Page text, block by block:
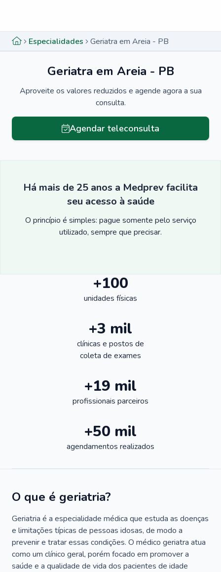
Especialidades Geriatra em Areia - PB
Geriatra em Areia - PB
Aproveite os valores reduzidos e agende agora a sua
consulta.
Agendar teleconsulta
Há mais de 25 anos a Medprev facilita
seu acesso à saúde
O princípio é simples: pague somente pelo serviço
utilizado, sempre que precisar.
+100
unidades físicas
+3 mil
clínicas e postos de
coleta de exames
+19 mil
profissionais parceiros
+50 mil
agendamentos realizados
O que é geriatria?
Geriatria é a especialidade médica que estuda as doenças
e limitações típicas de pessoas idosas, de modo a
prevenir e tratar essas condições. O médico geriatra atua
como um clínico geral, porém focado em promover a
saúde e a qualidade de vida dos pacientes de idade